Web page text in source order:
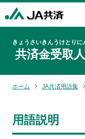
共済金受取人
きょうさいきんうけとりに
ホーム JA共済用語集
用語説明